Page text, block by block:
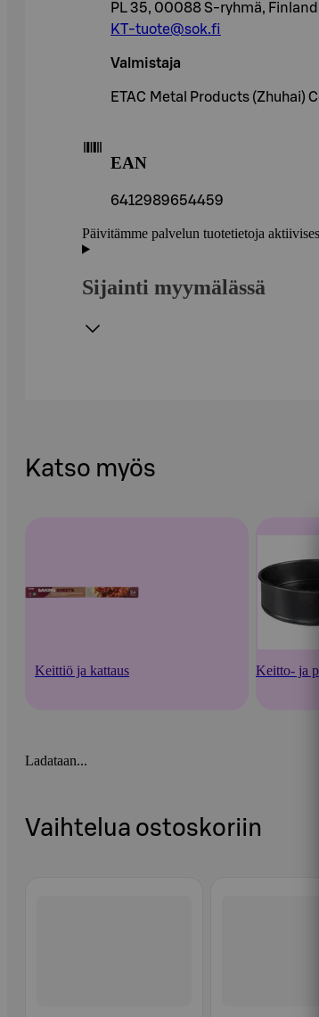
PL 35, 00088 S-ryhmä, Finland
KT-tuote@sok.fi
Valmistaja
ETAC Metal Products (Zhuhai)
EAN
6412989654459
Päivitämme palvelun tuotetietoja
Sijainti myymälässä
Katso myös
Keittiö ja kattaus Keitto- ja
Ladataan...
Vaihtelua ostoskoriin